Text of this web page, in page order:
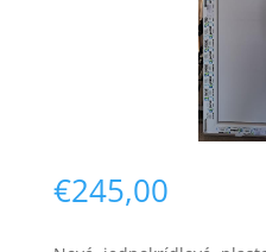
€245,00